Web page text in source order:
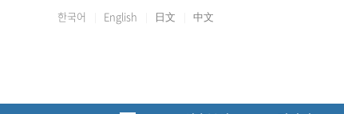
한국어 English 日文 中文